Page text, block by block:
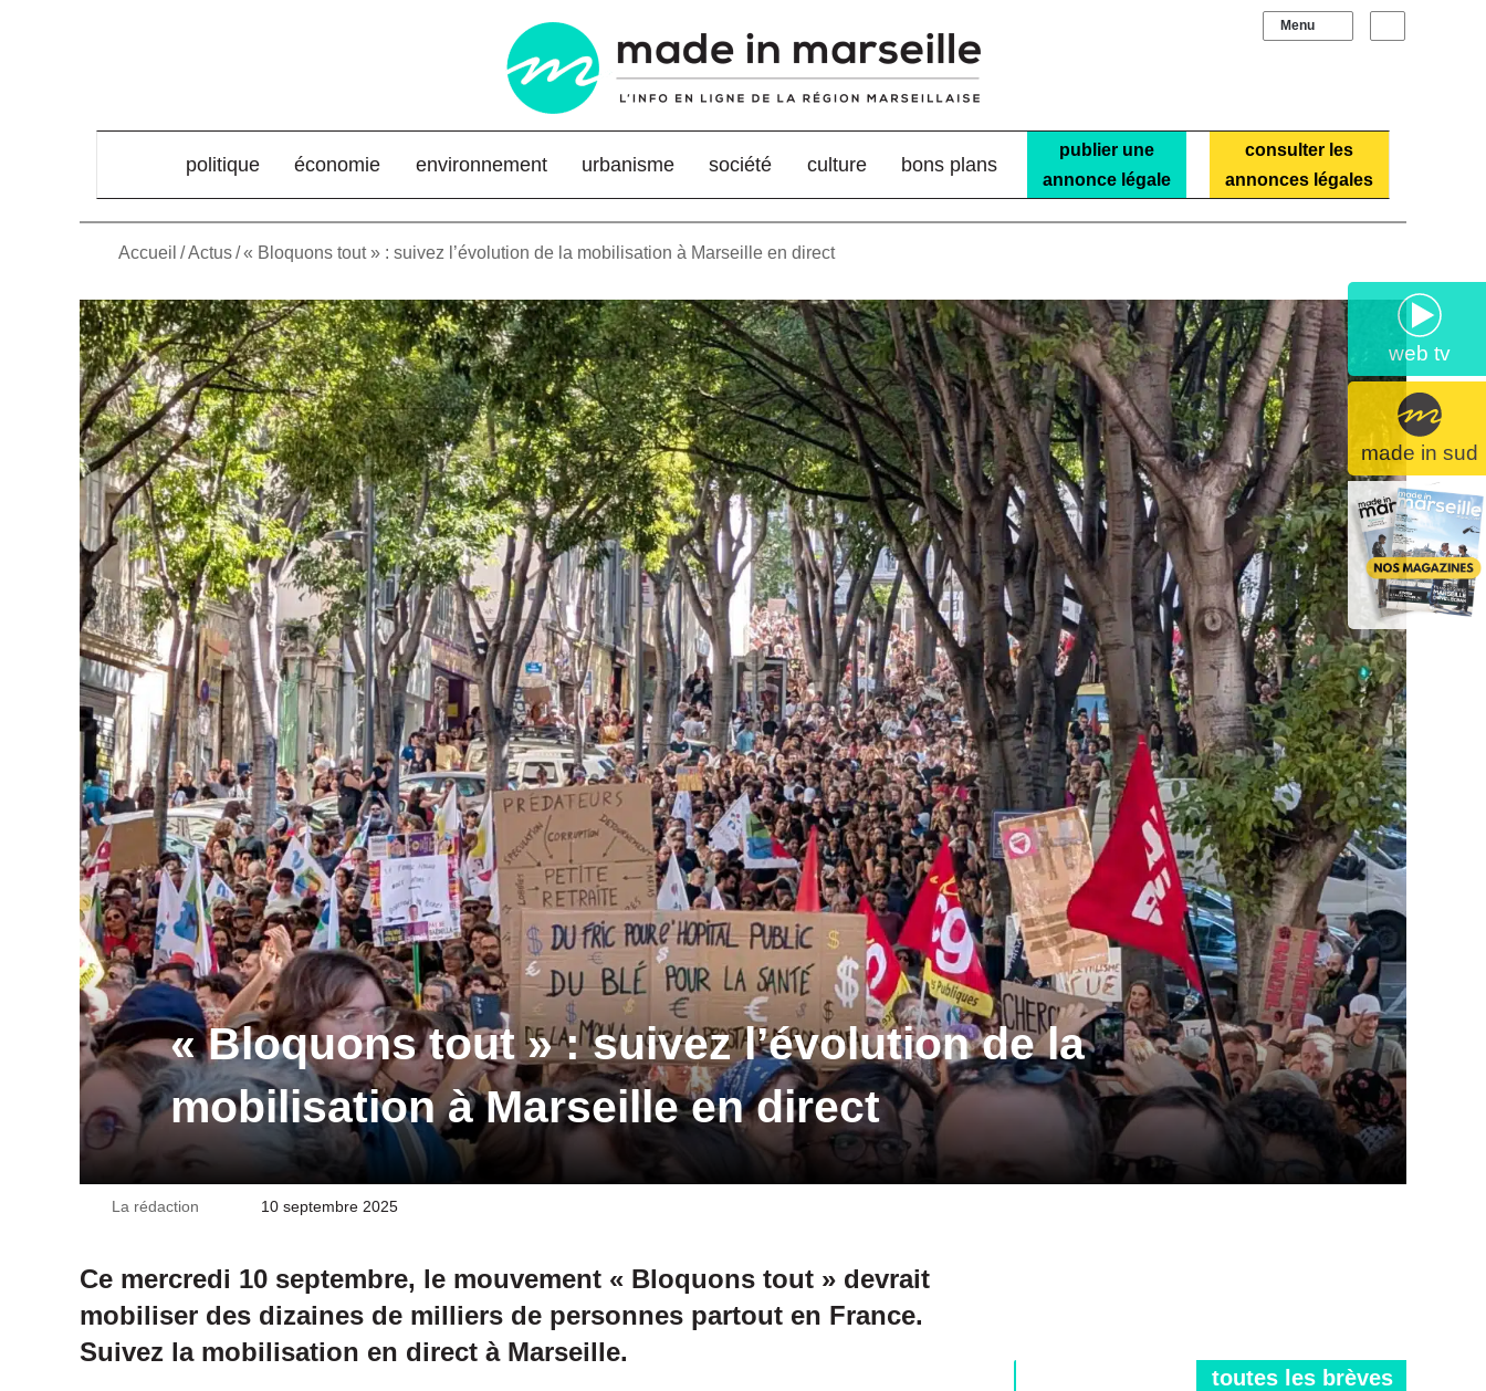
web tv
made in sud
élément de menu
politique économie environnement urbanisme société culture bons plans
publier une
annonce légale
consulter les
annonces légales
Accueil /Actus/« Bloquons tout » : suivez l’évolution de la mobilisation à Marseille en direct
« Bloquons tout » : suivez l’évolution de la
mobilisation à Marseille en direct
La rédaction
Envoyer10 septembre 2025
Ce mercredi 10 septembre, le mouvement « Bloquons tout » devrait
mobiliser des dizaines de milliers de personnes partout en France.
Suivez la mobilisation en direct à Marseille.
toutes les brèves